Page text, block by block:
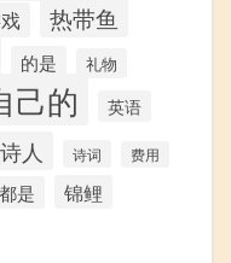
热带鱼
的是 礼物
己的 英语
诗人 诗词 费用
都是 锦鲤